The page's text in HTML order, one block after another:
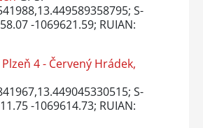
S-
-1069621.59; RUIAN:
4 - Červený Hrádek,
S-
-1069614.73; RUIAN: